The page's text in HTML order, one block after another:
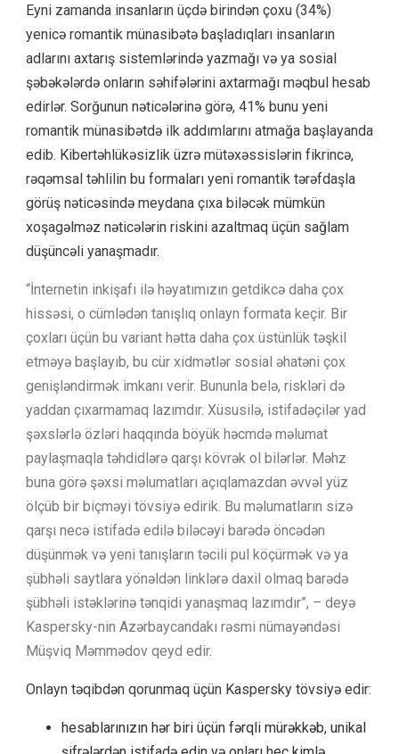
Eyni zamanda insanların üçdə birindən çoxu (34%)
yenicə romantik münasibətə başladıqları insanların
adlarını axtarış sistemlərində yazmağı və ya sosial
şəbəkələrdə onların səhifələrini axtarmağı məqbul hesab
edirlər. Sorğunun nəticələrinə görə, 41% bunu yeni
romantik münasibətdə ilk addımlarını atmağa başlayanda
edib. Kibertəhlükəsizlik üzrə mütəxəssislərin fikrincə,
rəqəmsal təhlilin bu formaları yeni romantik tərəfdaşla
görüş nəticəsində meydana çıxa biləcək mümkün
xoşagəlməz nəticələrin riskini azaltmaq üçün sağlam
düşüncəli yanaşmadır.
“İnternetin inkişafı ilə həyatımızın getdikcə daha çox
hissəsi, o cümlədən tanışlıq onlayn formata keçir. Bir
çoxları üçün bu variant hətta daha çox üstünlük təşkil
etməyə başlayıb, bu cür xidmətlər sosial əhatəni çox
genişləndirmək imkanı verir. Bununla belə, riskləri də
yaddan çıxarmamaq lazımdır. Xüsusilə, istifadəçilər yad
şəxslərlə özləri haqqında böyük həcmdə məlumat
paylaşmaqla təhdidlərə qarşı kövrək ol bilərlər. Məhz
buna görə şəxsi məlumatları açıqlamazdan əvvəl yüz
ölçüb bir biçməyi tövsiyə edirik. Bu məlumatların sizə
qarşı necə istifadə edilə biləcəyi barədə öncədən
düşünmək və yeni tanışların təcili pul köçürmək və ya
şübhəli saytlara yönəldən linklərə daxil olmaq barədə
şübhəli istəklərinə tənqidi yanaşmaq lazımdır”, – deyə
Kaspersky-nin Azərbaycandakı rəsmi nümayəndəsi
Müşviq Məmmədov qeyd edir.
Onlayn təqibdən qorunmaq üçün Kaspersky tövsiyə edir:
hesablarınızın hər biri üçün fərqli mürəkkəb, unikal